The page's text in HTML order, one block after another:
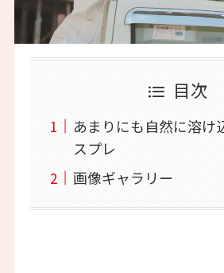
目次
あまりにも自然に溶け
スプレ
画像ギャラリー